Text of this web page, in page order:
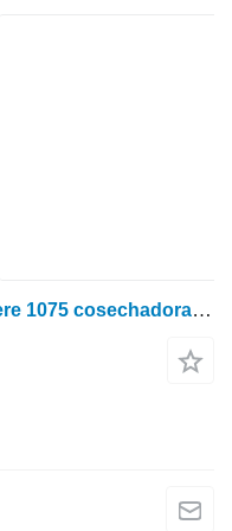
Desmenuzadora para John Deere 1075 cosechadora de cereales